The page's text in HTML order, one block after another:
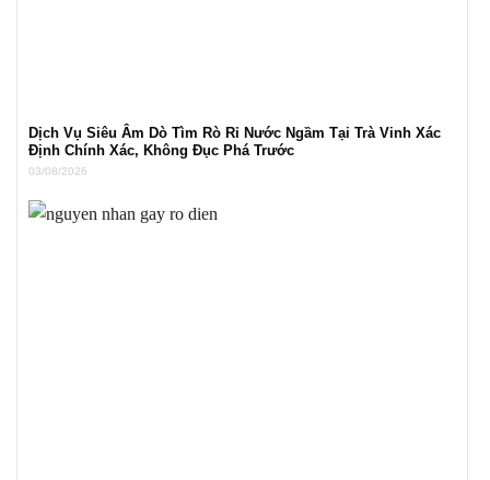
Dịch Vụ Siêu Âm Dò Tìm Rò Rỉ Nước Ngầm Tại Trà Vinh Xác
Định Chính Xác, Không Đục Phá Trước
03/08/2026